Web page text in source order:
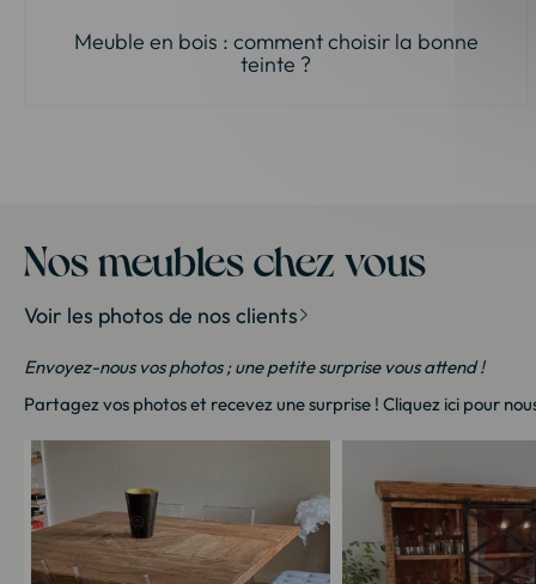
Meuble en bois : comment choisir la bonne
teinte ?
Nos meubles chez vous
Voir les photos de nos clients
Envoyez-nous vos photos ; une petite surprise vous attend !
Partagez vos photos et recevez une surprise ! Cliquez ici pour